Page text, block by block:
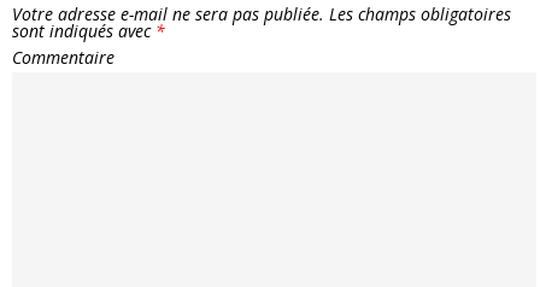
Votre adresse e-mail ne sera pas publiée. Les champs obligatoires
sont indiqués avec *
Commentaire